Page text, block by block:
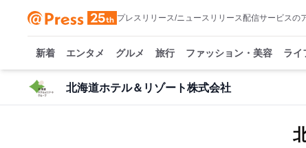
プレスリリース/ニュースリリース配信サービスの
新着 エンタメ グルメ 旅行 ファッション・美容 ライ
北海道ホテル＆リゾート株式会社